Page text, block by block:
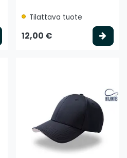
Valitse vaihtoehto
Tilattava tuote
12,00 €